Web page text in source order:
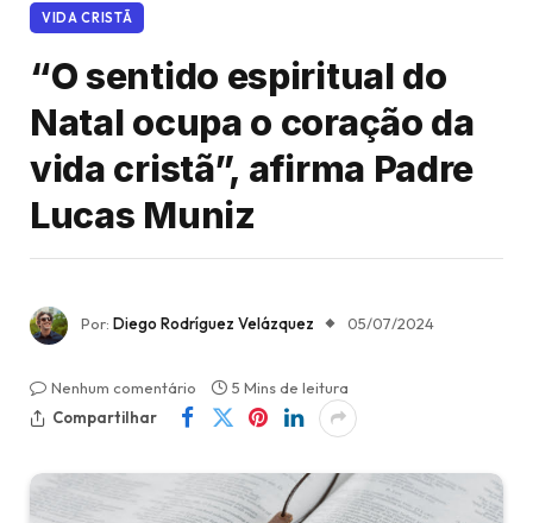
VIDA CRISTÃ
“O sentido espiritual do
Natal ocupa o coração da
vida cristã”, afirma Padre
Lucas Muniz
Por: Diego Rodríguez Velázquez 05/07/2024
Nenhum comentário
5 Mins de leitura
Compartilhar